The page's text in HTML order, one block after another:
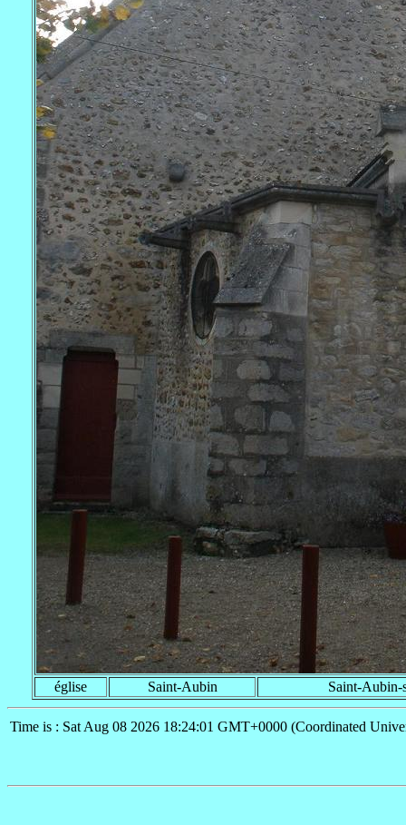
église Saint-Aubin Saint-Aubin-
Time is : Sat Aug 08 2026 18:24:01 GMT+0000 (Coordinated